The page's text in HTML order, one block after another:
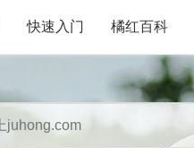
快速入门 橘红百科